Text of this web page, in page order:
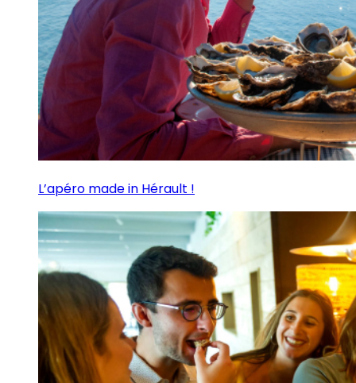
L’apéro made in Hérault !